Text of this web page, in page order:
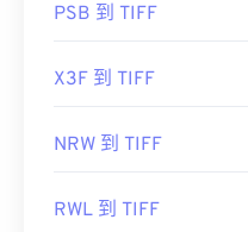
PSB 到 TIFF
X3F 到 TIFF
NRW 到 TIFF
RWL 到 TIFF